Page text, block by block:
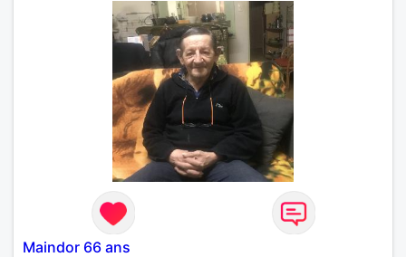
Maindor 66 ans